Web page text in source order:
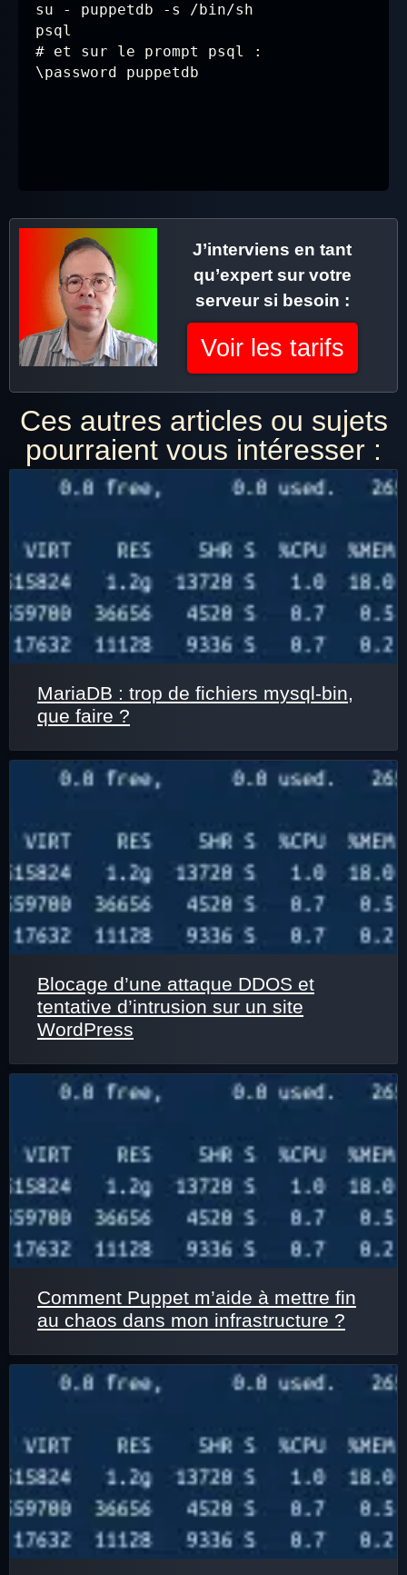
su - puppetdb -s /bin/sh
psql
# et sur le prompt psql :
\password puppetdb
J’interviens en tant
qu’expert sur votre
serveur si besoin :
Voir les tarifs
Ces autres articles ou sujets
pourraient vous intéresser :
MariaDB : trop de fichiers mysql-bin,
que faire ?
Blocage d’une attaque DDOS et
tentative d’intrusion sur un site
WordPress
Comment Puppet m’aide à mettre fin
au chaos dans mon infrastructure ?